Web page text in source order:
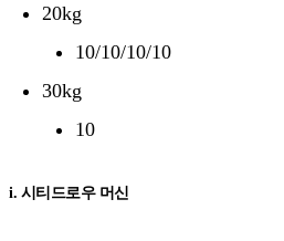
20kg
10/10/10/10
30kg
10
i. 시티드로우 머신